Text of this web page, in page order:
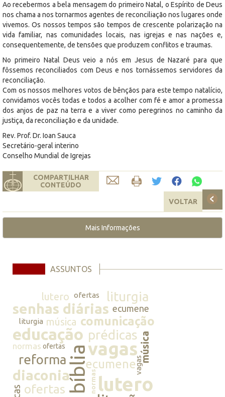
Ao recebermos a bela mensagem do primeiro Natal, o Espírito de Deus
nos chama a nos tornarmos agentes de reconciliação nos lugares onde
vivemos. Os nossos tempos são tempos de crescente polarização na
vida familiar, nas comunidades locais, nas igrejas e nas nações e,
consequentemente, de tensões que produzem conflitos e traumas.
No primeiro Natal Deus veio a nós em Jesus de Nazaré para que
fôssemos reconciliados com Deus e nos tornássemos servidores da
reconciliação.
Com os nossos melhores votos de bênçãos para este tempo natalício,
convidamos vocês todas e todos a acolher com fé e amor a promessa
dos anjos de paz na terra e a viver como peregrinos no caminho da
justiça, da reconciliação e da unidade.
Rev. Prof. Dr. Ioan Sauca
Secretário-geral interino
Conselho Mundial de Igrejas
COMPARTILHAR
CONTEÚDO
VOLTAR
Mais Informações
ASSUNTOS
lutero ofertas liturgia
senhas diárias ecumene
liturgia música comunicação
educação prédicasmúsica
normas ofertasbíbliavagas
reforma
diaconia
ecumenevagas
ofertas normaslutero